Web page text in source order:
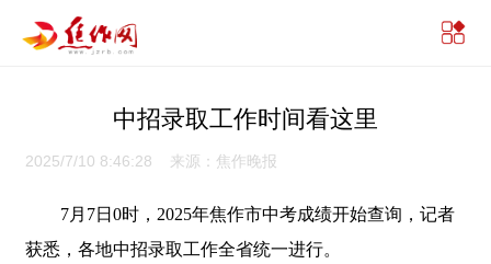
中招录取工作时间看这里
2025/7/10 8:46:28 来源：焦作晚报
7月7日0时，2025年焦作市中考成绩开始查询，记者
获悉，各地中招录取工作全省统一进行。